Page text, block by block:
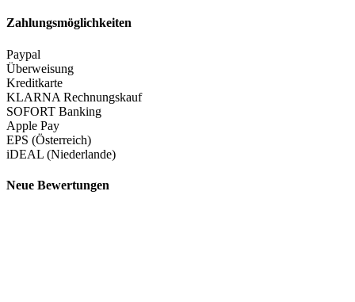
Zahlungsmöglichkeiten
Paypal
Überweisung
Kreditkarte
KLARNA Rechnungskauf
SOFORT Banking
Apple Pay
EPS (Österreich)
iDEAL (Niederlande)
Neue Bewertungen